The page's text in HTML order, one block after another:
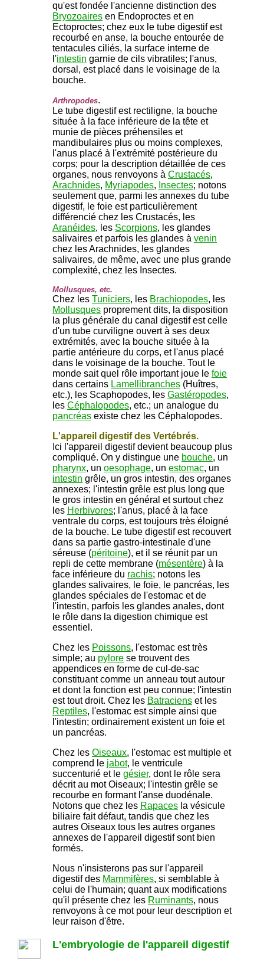
qu'est fondée l'ancienne distinction des
Bryozoaires en Endoproctes et en
Ectoproctes; chez eux le tube digestif est
recourbé en anse, la bouche entourée de
tentacules ciliés, la surface interne de
l'intestin garnie de cils vibratiles; l'anus,
dorsal, est placé dans le voisinage de la
bouche.
Arthropodes.
Le tube digestif est rectiligne, la bouche
située à la face inférieure de la tête et
munie de pièces préhensiles et
mandibulaires plus ou moins complexes,
l'anus placé à l'extrémité postérieure du
corps; pour la description détaillée de ces
organes, nous renvoyons à Crustacés,
Arachnides, Myriapodes, Insectes; notons
seulement que, parmi les annexes du tube
digestif, le foie est particulièrement
différencié chez les Crustacés, les
Aranéides, les Scorpions, les glandes
salivaires et parfois les glandes à venin
chez les Arachnides, les glandes
salivaires, de même, avec une plus grande
complexité, chez les Insectes.
Mollusques, etc.
Chez les Tuniciers, les Brachiopodes, les
Mollusques proprement dits, la disposition
la plus générale du canal digestif est celle
d'un tube curviligne ouvert à ses deux
extrémités, avec la bouche située à la
partie antérieure du corps, et l'anus placé
dans le voisinage de la bouche. Tout le
monde sait quel rôle important joue le foie
dans certains Lamellibranches (Huîtres,
etc.), les Scaphopodes, les Gastéropodes,
les Céphalopodes, etc.; un analogue du
pancréas existe chez les Céphalopodes.
L'appareil digestif des Vertébrés.
Ici l'appareil digestif devient beaucoup plus
compliqué. On y distingue une bouche, un
pharynx, un oesophage, un estomac, un
intestin grêle, un gros intestin, des organes
annexes; l'intestin grêle est plus long que
le gros intestin en général et surtout chez
les Herbivores; l'anus, placé à la face
ventrale du corps, est toujours très éloigné
de la bouche. Le tube digestif est recouvert
dans sa partie gastro-intestinale d'une
séreuse (péritoine), et il se réunit par un
repli de cette membrane (mésentère) à la
face inférieure du rachis; notons les
glandes salivaires, le foie, le pancréas, les
glandes spéciales de l'estomac et de
l'intestin, parfois les glandes anales, dont
le rôle dans la digestion chimique est
essentiel.
Chez les Poissons, l'estomac est très
simple; au pylore se trouvent des
appendices en forme de cul-de-sac
constituant comme un anneau tout autour
et dont la fonction est peu connue; l'intestin
est tout droit. Chez les Batraciens et les
Reptiles, l'estomac est simple ainsi que
l'intestin; ordinairement existent un foie et
un pancréas.
Chez les Oiseaux, l'estomac est multiple et
comprend le jabot, le ventricule
succenturié et le gésier, dont le rôle sera
décrit au mot Oiseaux; l'intestin grêle se
recourbe en formant l'anse duodénale.
Notons que chez les Rapaces la vésicule
biliaire fait défaut, tandis que chez les
autres Oiseaux tous les autres organes
annexes de l'appareil digestif sont bien
formés.
Nous n'insisterons pas sur l'appareil
digestif des Mammifères, si semblable à
celui de l'humain; quant aux modifications
qu'il présente chez les Ruminants, nous
renvoyons à ce mot pour leur description et
leur raison d'être.
L'embryologie de l'appareil digestif